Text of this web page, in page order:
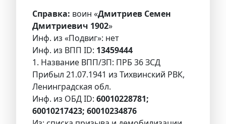
Справка: воин «Дмитриев Семен
Дмитриевич 1902»
Инф. из «Подвиг»: нет
Инф. из ВПП ID: 13459444
1. Название ВПП/ЗП: ПРБ 36 ЗСД
Прибыл 21.07.1941 из Тихвинский РВК,
Ленинградская обл.
Инф. из ОБД ID: 60010228781;
60010217423; 60010234876